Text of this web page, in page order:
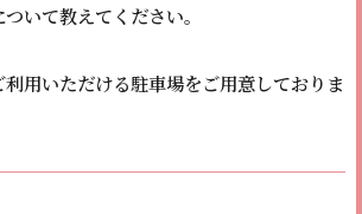
いて教えてください。
用いただける駐車場をご用意しておりま